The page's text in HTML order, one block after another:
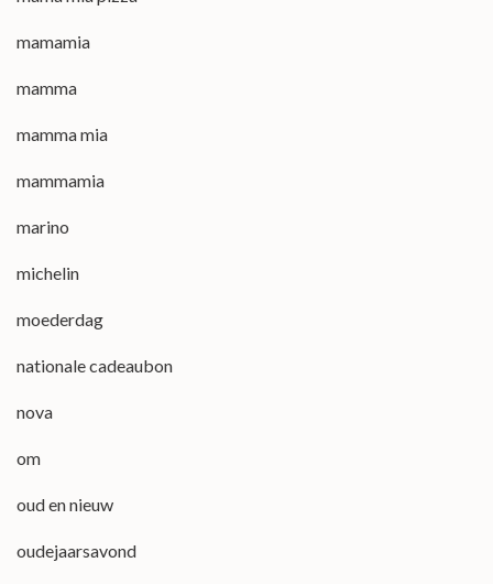
mamamia
mamma
mamma mia
mammamia
marino
michelin
moederdag
nationale cadeaubon
nova
om
oud en nieuw
oudejaarsavond